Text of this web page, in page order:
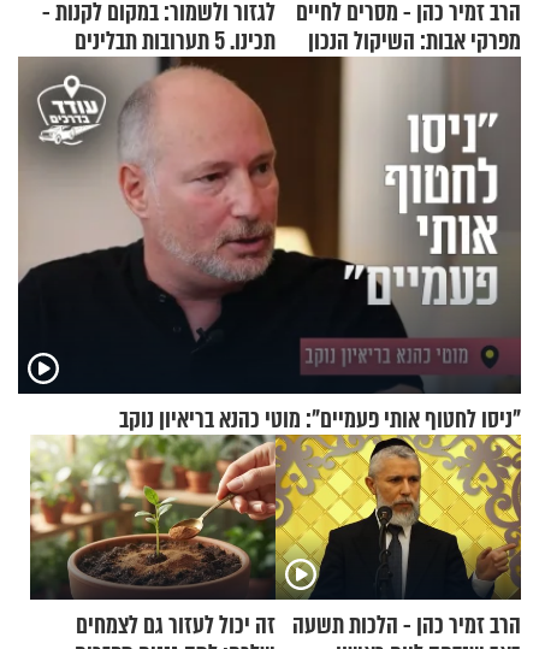
הרב זמיר כהן - מסרים לחיים
מפרקי אבות: השיקול הנכון
לגזור ולשמור: במקום לקנות -
תכינו. 5 תערובות תבלינים
שמתאימות להכל
"ניסו לחטוף אותי פעמיים": מוטי כהנא בריאיון נוקב
הרב זמיר כהן - הלכות תשעה זה יכול לעזור גם לצמחים